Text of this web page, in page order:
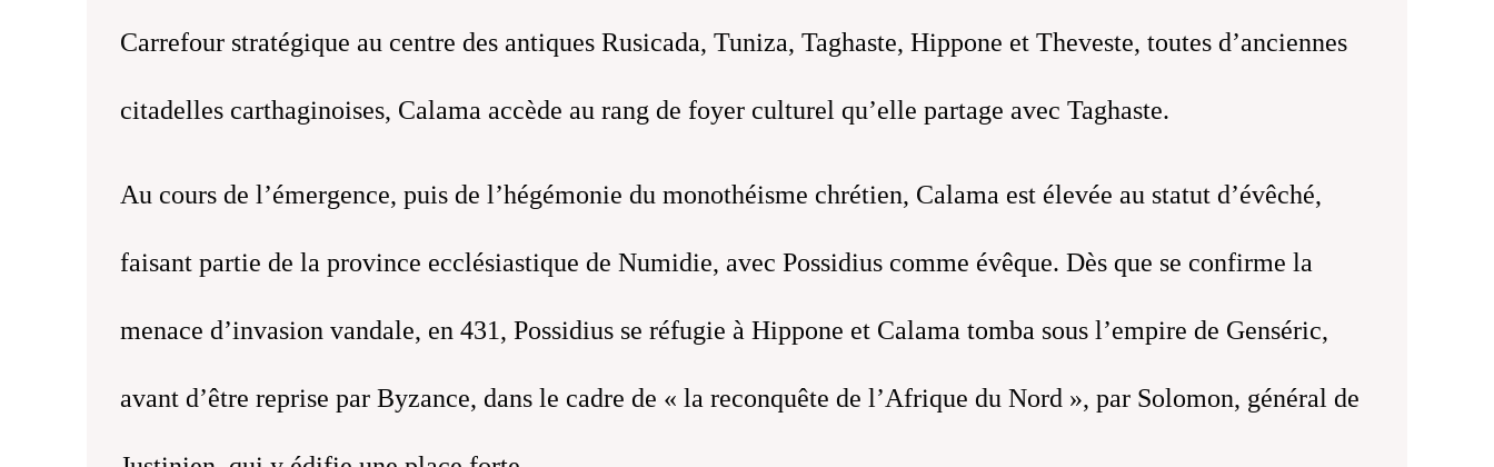
Carrefour stratégique au centre des antiques Rusicada, Tuniza, Taghaste, Hippone et Theveste, toutes d’anciennes
citadelles carthaginoises, Calama accède au rang de foyer culturel qu’elle partage avec Taghaste.
Au cours de l’émergence, puis de l’hégémonie du monothéisme chrétien, Calama est élevée au statut d’évêché,
faisant partie de la province ecclésiastique de Numidie, avec Possidius comme évêque. Dès que se confirme la
menace d’invasion vandale, en 431, Possidius se réfugie à Hippone et Calama tomba sous l’empire de Genséric,
avant d’être reprise par Byzance, dans le cadre de « la reconquête de l’Afrique du Nord », par Solomon, général de